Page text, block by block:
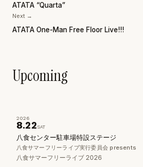
ATATA “Quarta”
Next →
ATATA One-Man Free Floor Live!!!
Upcoming
2026
8.22SAT
八食センター駐車場特設ステージ
八食サマーフリーライブ実行委員会 presents
八食サマーフリーライブ 2026